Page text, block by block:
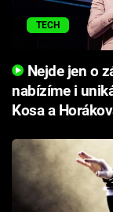
TECH
Nejde jen o
nabízíme i
Kosa a